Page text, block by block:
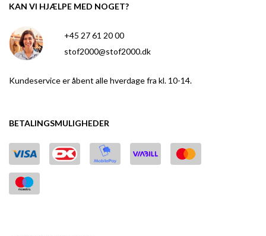
KAN VI HJÆLPE MED NOGET?
+45 27 61 20 00
stof2000@stof2000.dk
Kundeservice er åbent alle hverdage fra kl. 10-14.
BETALINGSMULIGHEDER